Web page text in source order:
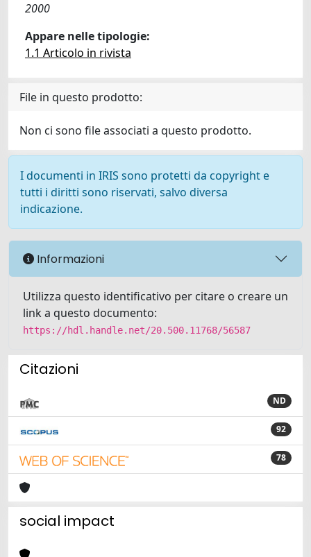
2000
Appare nelle tipologie:
1.1 Articolo in rivista
File in questo prodotto:
Non ci sono file associati a questo prodotto.
I documenti in IRIS sono protetti da copyright e
tutti i diritti sono riservati, salvo diversa
indicazione.
Informazioni
Utilizza questo identificativo per citare o creare un
link a questo documento:
https://hdl.handle.net/20.500.11768/56587
Citazioni
ND
92
78
social impact